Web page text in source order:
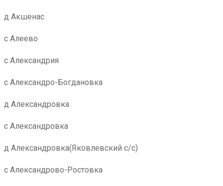
д Акшенас
с Алеево
с Александрия
с Александро-Богдановка
д Александровка
с Александровка
д Александровка(Яковлевский с/с)
с Александрово-Ростовка